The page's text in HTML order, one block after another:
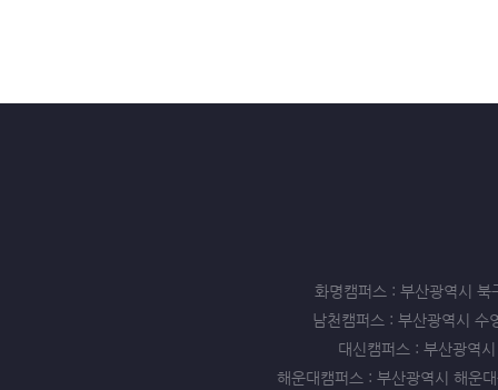
화명캠퍼스 : 부산광역시
남천캠퍼스 : 부산광역시
대신캠퍼스 : 부산광역
해운대캠퍼스 : 부산광역시 해운